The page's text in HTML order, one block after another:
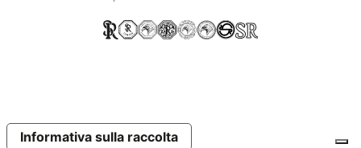
Informativa sulla raccolta